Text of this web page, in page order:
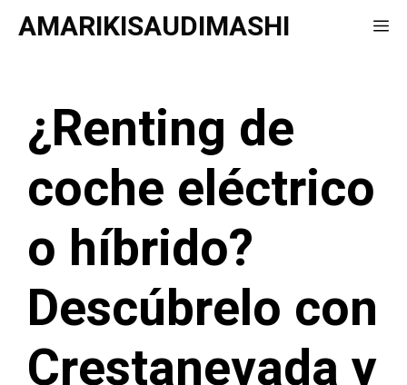
Saltar
AMARIKISAUDIMASHI
¿Renting de
coche eléctrico
o híbrido?
Descúbrelo con
Crestanevada y